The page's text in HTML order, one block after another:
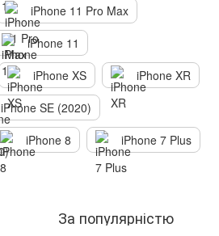
iPhone 11 Pro Max
iPhone 11
iPhone XS
iPhone XR
iPhone SE (2020)
iPhone 8
iPhone 7 Plus
За популярністю